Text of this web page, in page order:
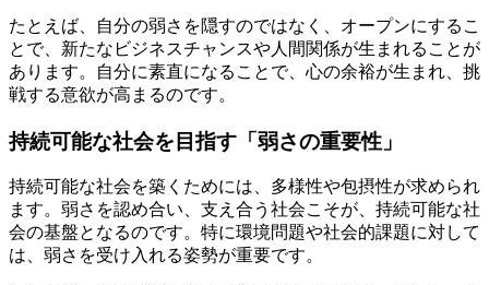
たとえば、自分の弱さを隠すのではなく、オープンにするこ
とで、新たなビジネスチャンスや人間関係が生まれることが
あります。自分に素直になることで、心の余裕が生まれ、挑
戦する意欲が高まるのです。
持続可能な社会を目指す「弱さの重要性」
持続可能な社会を築くためには、多様性や包摂性が求められ
ます。弱さを認め合い、支え合う社会こそが、持続可能な社
会の基盤となるのです。特に環境問題や社会的課題に対して
は、弱さを受け入れる姿勢が重要です。